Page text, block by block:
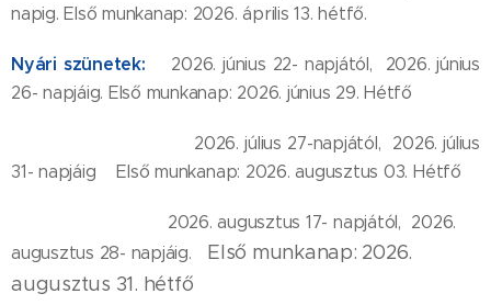
napig. Első munkanap: 2026. április 13. hétfő.
Nyári szünetek: 2026. június 22- napjától, 2026. június
26- napjáig. Első munkanap: 2026. június 29. Hétfő
2026. július 27-napjától, 2026. július
31- napjáig Első munkanap: 2026. augusztus 03. Hétfő
2026. augusztus 17- napjától, 2026.
augusztus 28- napjáig.
Első munkanap: 2026.
augusztus 31. hétfő